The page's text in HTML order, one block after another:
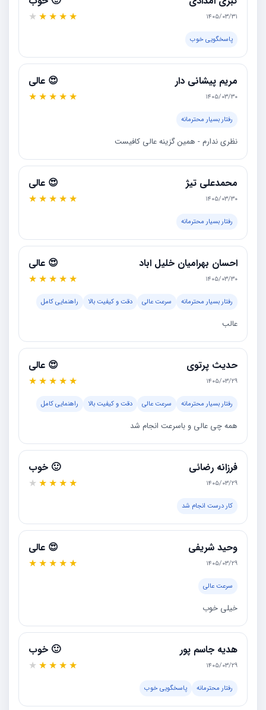
۱۴۰۵/۰۳/۳۱
★
★
★
★
★
پاسخگویی خوب
مریم پیشانی دار
۱۴۰۵/۰۳/۳۰
😍 عالی
★
★
★
★
★
رفتار بسیار محترمانه
نظری ندارم - همین گزینه عالی کافیست
محمدعلی تیژ
۱۴۰۵/۰۳/۳۰
😍 عالی
★
★
★
★
★
رفتار بسیار محترمانه
احسان بهرامیان خلیل اباد
۱۴۰۵/۰۳/۳۰
😍 عالی
★
★
★
★
★
رفتار بسیار محترمانه سرعت عالی دقت و کیفیت بالا راهنمایی کامل
عالب
حدیث پرتوی
۱۴۰۵/۰۳/۲۹
😍 عالی
★
★
★
★
★
رفتار بسیار محترمانه سرعت عالی دقت و کیفیت بالا راهنمایی کامل
همه چی عالی و باسرعت انجام شد
فرزانه رضائی
۱۴۰۵/۰۳/۲۹
🙂 خوب
★
★
★
★
★
کار درست انجام شد
وحید شریفی
۱۴۰۵/۰۳/۲۹
😍 عالی
★
★
★
★
★
سرعت عالی
خیلی خوب
هدیه جاسم پور
۱۴۰۵/۰۳/۲۹
🙂 خوب
★
★
★
★
★
رفتار محترمانه پاسخگویی خوب